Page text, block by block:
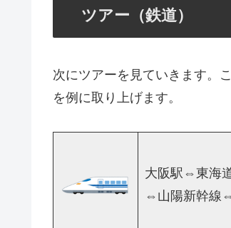
ツアー（鉄道）
次にツアーを見ていきます。
を例に取り上げます。
大阪駅⇔東海
⇔山陽新幹線